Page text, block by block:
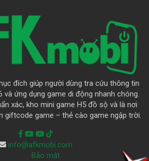
đích giúp người dùng tra cứu thông tin
và ứng dụng game di động nhanh chóng.
xác, kho mini game H5 đồ sộ và là nơi
giftcode game – thẻ cào game ngập trời.
info@afkmobi.com
Bảo mật